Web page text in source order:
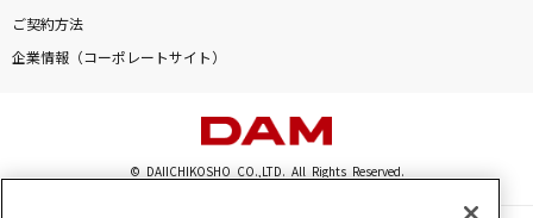
藤崎詩乃
ゆびきりレイン
ご契約方法
企業情報（コーポレートサイト）
© DAIICHIKOSHO CO.,LTD. All Rights Reserved.